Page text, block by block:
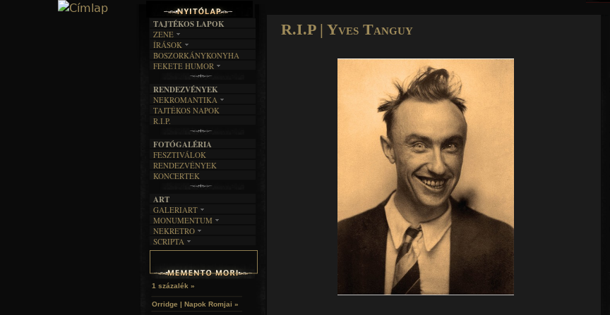
R.I.P | Yves Tanguy
TAJTÉKOS LAPOK
ZENE
EGYÜTTESEK
INTERJÚK
FORDÍTÁSOK
DALSZÖVEGEK
ÍRÁSOK
IRODALOM
FILM
MŰVÉSZET
ÍRÁSTÖRTÉNET
BOSZORKÁNYKONYHA
FEKETE HUMOR
SZÖVEGES
RENDEZVÉNYEK
NEKROMANTIKA
AKTUÁLIS
A MÚLT
TAJTÉKOS NAPOK
R.I.P.
FOTÓGALÉRIA
FESZTIVÁLOK
RENDEZVÉNYEK
KONCERTEK
ART
GALERIART
ARTGALERI
KÉPREGÉNYEK
LAKÁSKULTS
MONUMENTUM
TEMETŐK
TEMPLOMOK
HELYEK
NEKRETRO
SZUBKULT
RELIKVIÁK
SCRIPTA
NOVELLÁK
HALÁLTÁNC
1 százalék »
Orridge | Napok Romjai »